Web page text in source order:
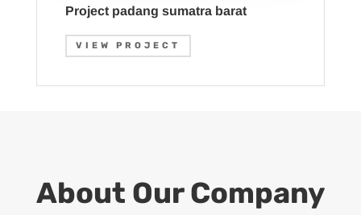
Project padang sumatra barat
VIEW PROJECT
About Our Company